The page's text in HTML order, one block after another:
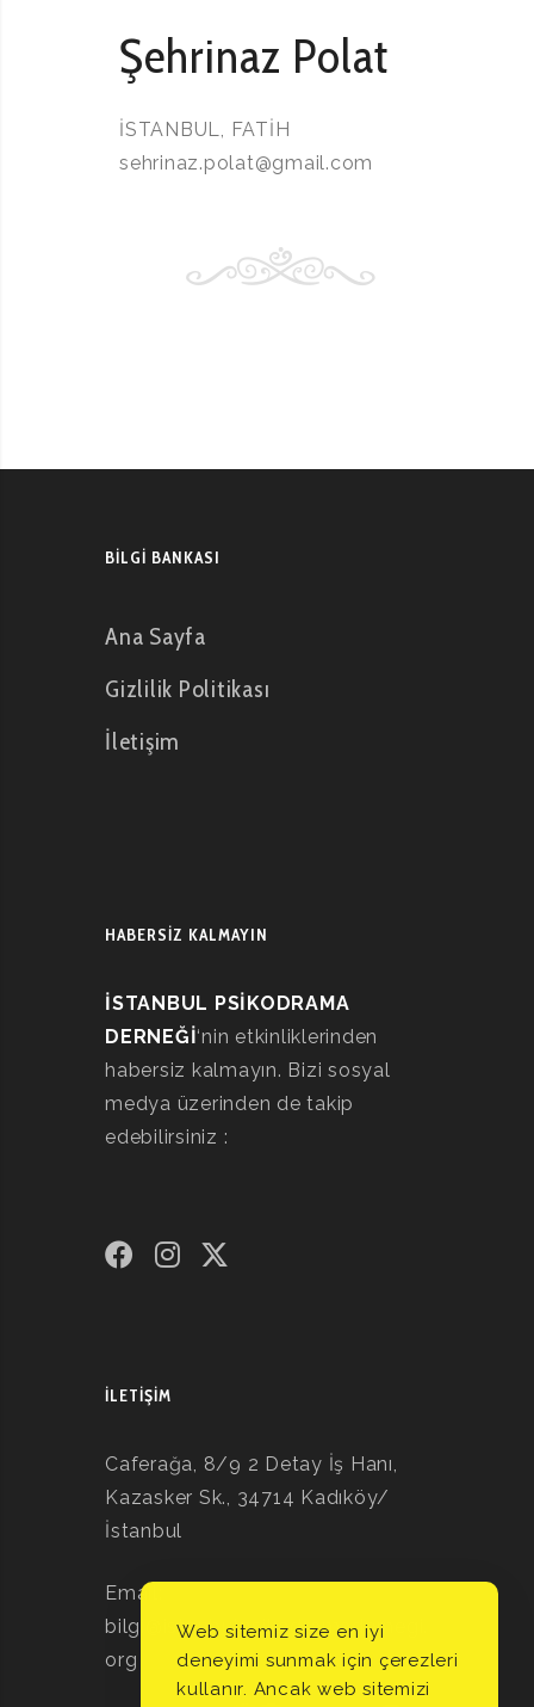
Şehrinaz Polat
İSTANBUL, FATİH
sehrinaz.polat@gmail.com
BILGI BANKASI
Ana Sayfa
Gizlilik Politikası
İletişim
HABERSİZ KALMAYIN
İSTANBUL PSİKODRAMA
DERNEĞİ‘nin etkinliklerinden
habersiz kalmayın. Bizi sosyal
medya üzerinden de takip
edebilirsiniz :
İLETIŞIM
Caferağa, 8/9 2 Detay İş Hanı,
Kazasker Sk., 34714 Kadıköy/
İstanbul
Email:
bilgi@istanbulpsikodramadernegi.
org
Web sitemiz size en iyi
deneyimi sunmak için çerezleri
kullanır. Ancak web sitemizi